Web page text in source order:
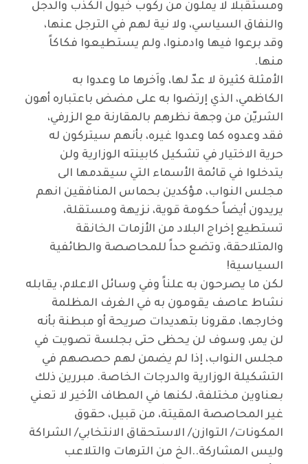
ومستقبلا لا يملون من ركوب خيول الكذب والدجل
والنفاق السياسي، ولا نية لهم في الترجل عنها،
وقد برعوا فيها وادمنوا، ولم يستطيعوا فكاكاً
منها.
الأمثلة كثيرة لا عدّ لها، واَخرها ما وعدوا به
الكاظمي، الذي إرتضوا به على مضض باعتباره أهون
الشريّن من وجهة نظرهم بالمقارنة مع الزرفي،
فقد وعدوه كما وعدوا غيره، بأنهم سيتركون له
حرية الاختيار في تشكيل كابينته الوزارية ولن
يتدخلوا في قائمة الأسماء التي سيقدمها الى
مجلس النواب، مؤكدين بحماس المنافقين انهم
يريدون أيضاً حكومة قوية، نزيهة ومستقلة،
تستطيع إخراج البلاد من الأزمات الخانقة
والمتلاحقة، وتضع حداً للمحاصصة والطائفية
السياسية!
لكن ما يصرحون به علناً وفي وسائل الاعلام، يقابله
نشاط عاصف يقومون به في الغرف المظلمة
وخارجها، مقرونا بتهديدات صريحة أو مبطنة بأنه
لن يمر، وسوف لن يحظى حتى بجلسة تصويت في
مجلس النواب، إذا لم يضمن لهم حصصهم في
التشكيلة الوزارية والدرجات الخاصة. مبررين ذلك
بعناوين مختلفة، لكنها في المطاف الأخير لا تعني
غير المحاصصة المقيتة، من قبيل، حقوق
المكونات/ التوازن/ الاستحقاق الانتخابي/ الشراكة
وليس المشاركة..الخ من الترهات والتلاعب